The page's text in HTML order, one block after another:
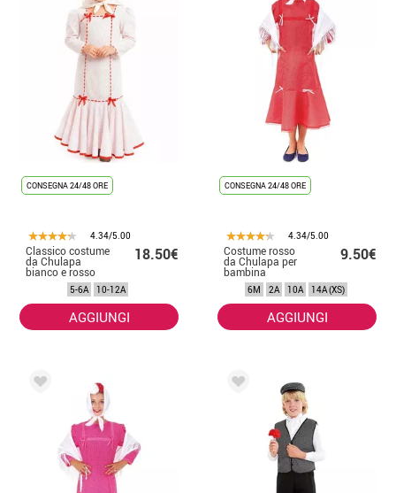
CONSEGNA 24/48 ORE
4.34/5.00
Classico costume
da Chulapa
bianco e rosso
per bambine
18.50€
5-6A 10-12A
AGGIUNGI
CONSEGNA 24/48 ORE
4.34/5.00
Costume rosso
da Chulapa per
bambina
9.50€
6M 2A 10A 14A (XS)
AGGIUNGI